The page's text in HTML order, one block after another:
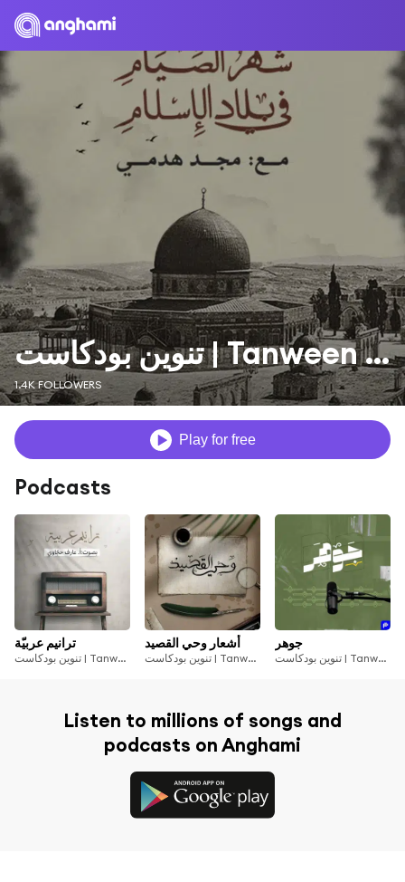
تنوين بودكاست | Tanween Podcasts
1.4K FOLLOWERS
Play for free
Podcasts
ترانيم عربيّة
تنوين بودكاست | Tanween Podcasts
أشعار وحي القصيد
تنوين بودكاست | Tanween Podcasts
جوهر
تنوين بودكاست | Tanween Podcasts
Listen to millions of songs and
podcasts on Anghami